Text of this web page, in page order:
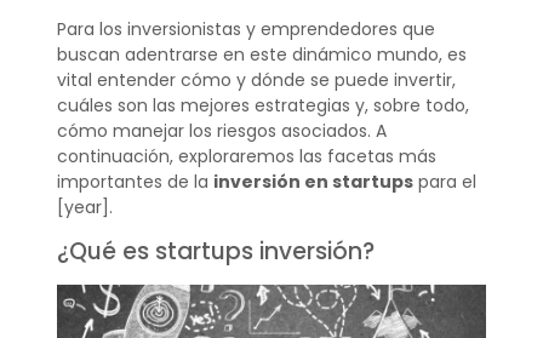
Para los inversionistas y emprendedores que
buscan adentrarse en este dinámico mundo, es
vital entender cómo y dónde se puede invertir,
cuáles son las mejores estrategias y, sobre todo,
cómo manejar los riesgos asociados. A
continuación, exploraremos las facetas más
importantes de la inversión en startupspara el
[year].
¿Qué es startups inversión?